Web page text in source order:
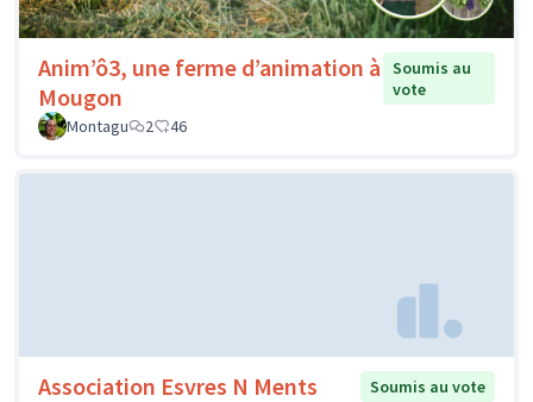
Anim’ô3, une ferme d’animation à
Mougon
Soumis au
vote
Montagu
2 46
Association Esvres N Ments
Soumis au vote